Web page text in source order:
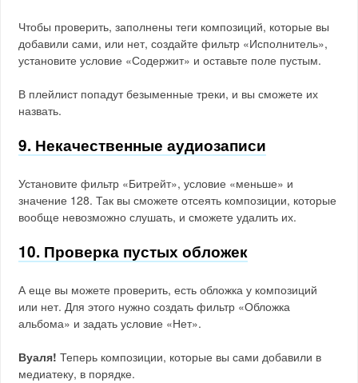
Чтобы проверить, заполнены теги композиций, которые вы
добавили сами, или нет, создайте фильтр «Исполнитель»,
установите условие «Содержит» и оставьте поле пустым.
В плейлист попадут безыменные треки, и вы сможете их
назвать.
9. Некачественные аудиозаписи
Установите фильтр «Битрейт», условие «меньше» и
значение 128. Так вы сможете отсеять композиции, которые
вообще невозможно слушать, и сможете удалить их.
10. Проверка пустых обложек
А еще вы можете проверить, есть обложка у композиций
или нет. Для этого нужно создать фильтр «Обложка
альбома» и задать условие «Нет».
Вуаля! Теперь композиции, которые вы сами добавили в
медиатеку, в порядке.